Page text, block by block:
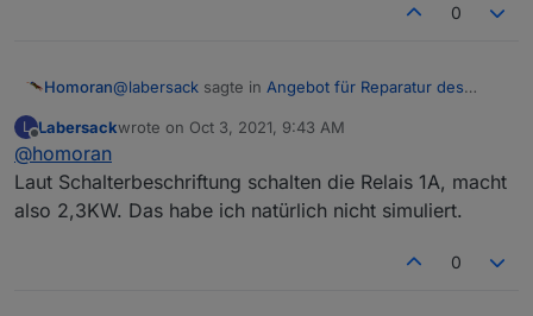
0
Homoran@labersack sagte in Angebot für Reparatur des
Angebot für Reparatur des
L
Offline
Labersackwrote on Oct 3, 2021, 9:43 AM
last edited by
@homoran
Laut Schalterbeschriftung schalten die Relais 1A, macht
also 2,3KW. Das habe ich natürlich nicht simuliert.
0